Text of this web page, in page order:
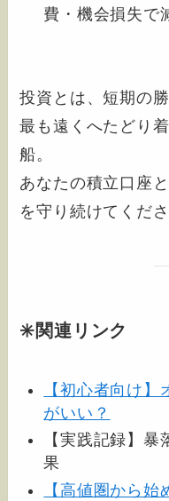
費・機会損失で
投資とは、短期の
最も遠くへたどり
船。
あなたの積立口座
を守り続けてくださ
✳️関連リンク
【初心者向け
がいい？
【実践記録】
果
【高値圏から